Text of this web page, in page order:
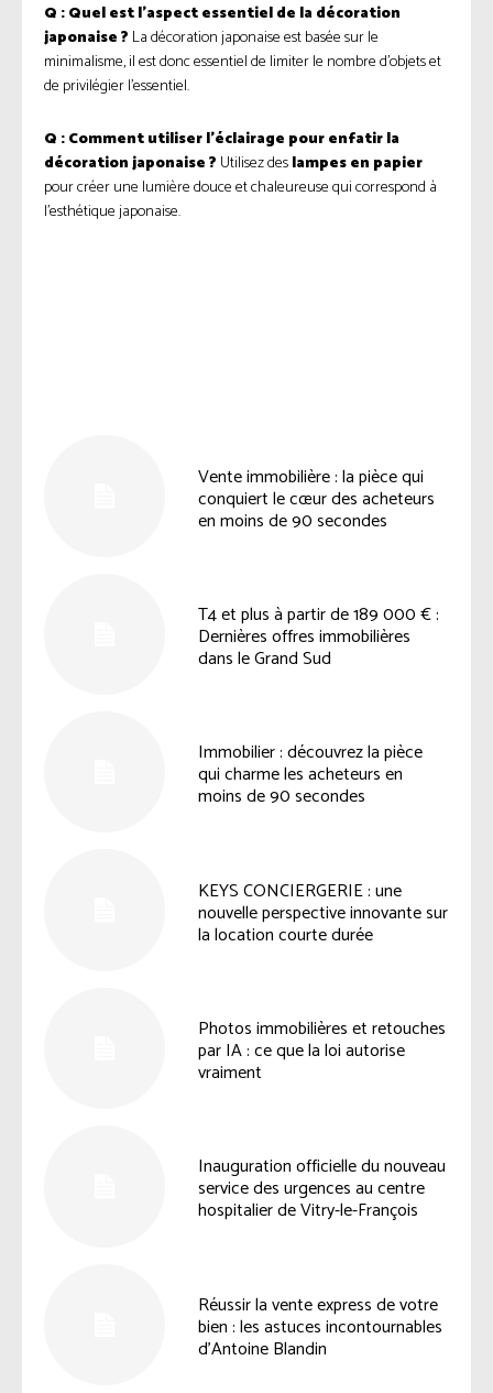
Q : Quel est l’aspect essentiel de la décoration
japonaise ? La décoration japonaise est basée sur le
minimalisme, il est donc essentiel de limiter le nombre d’objets et
de privilégier l’essentiel.
Q : Comment utiliser l’éclairage pour enfatir la
décoration japonaise ? Utilisez deslampes en papier
pour créer une lumière douce et chaleureuse qui correspond à
l’esthétique japonaise.
Vente immobilière : la pièce qui
conquiert le cœur des acheteurs
en moins de 90 secondes
T4 et plus à partir de 189 000 € :
Dernières offres immobilières
dans le Grand Sud
Immobilier : découvrez la pièce
qui charme les acheteurs en
moins de 90 secondes
KEYS CONCIERGERIE : une
nouvelle perspective innovante sur
la location courte durée
Photos immobilières et retouches
par IA : ce que la loi autorise
vraiment
Inauguration officielle du nouveau
service des urgences au centre
hospitalier de Vitry-le-François
Réussir la vente express de votre
bien : les astuces incontournables
d’Antoine Blandin